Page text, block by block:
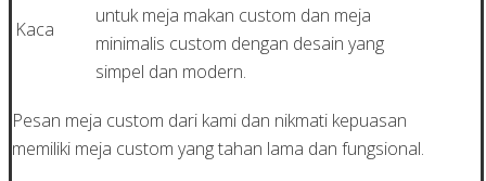
Kaca
untuk meja makan custom dan meja
minimalis custom dengan desain yang
simpel dan modern.
Pesan meja custom dari kami dan nikmati kepuasan
memiliki meja custom yang tahan lama dan fungsional.